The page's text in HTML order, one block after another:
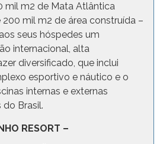
mil m2 de Mata Atlântica
mil m2 de área construída –
seus hóspedes um
internacional, alta
diversificado, que inclui
esportivo e náutico e o
internas e externas
Brasil.
RESORT –